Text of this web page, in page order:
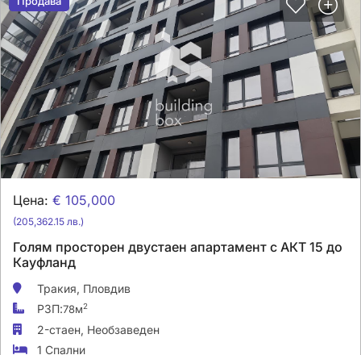
Цена: € 105,000
(205,362.15 лв.)
Голям просторен двустаен апартамент с АКТ 15 до
Кауфланд
Тракия, Пловдив
РЗП:78м2
2-стаен, Необзаведен
1 Спални